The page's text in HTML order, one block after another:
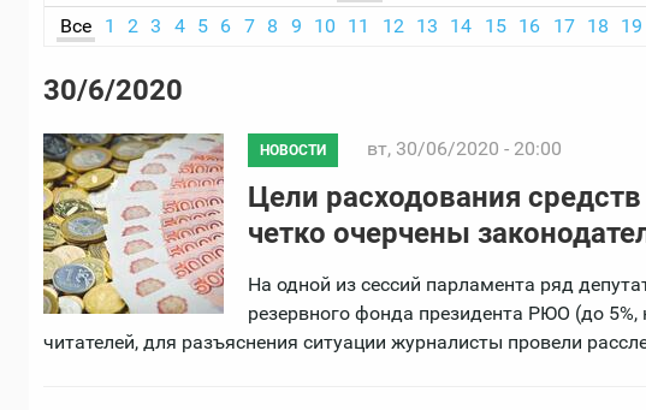
Все
1 2 3 4 5 6 7 8 9 10 11 12 13 14 15 16 17 18 19
30/6/2020
НОВОСТИ вт, 30/06/2020 - 20:00
Цели расходования
четко очерчены
На одной из сессий парламента ряд
резервного фонда президента РЮО (до
читателей, для разъяснения ситуации журналисты провели